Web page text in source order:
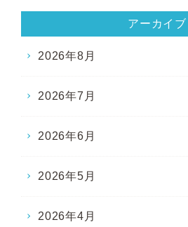
アーカイブ
2026年8月
2026年7月
2026年6月
2026年5月
2026年4月